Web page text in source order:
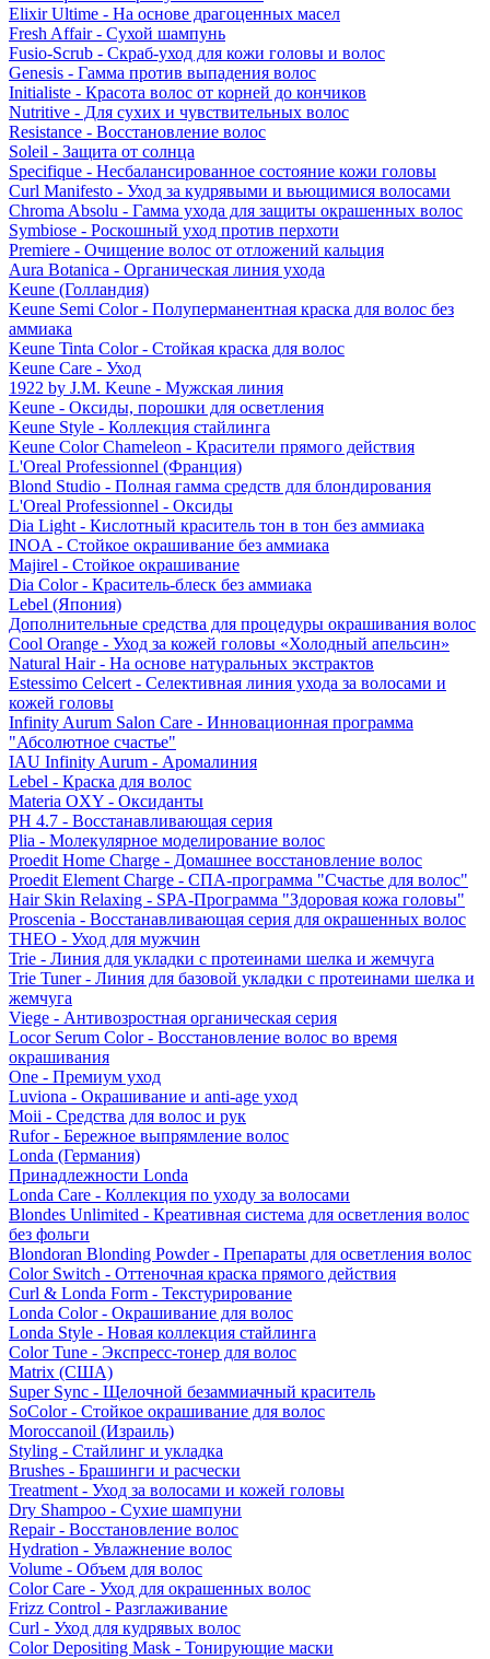
Elixir Ultime - На основе драгоценных масел
Fresh Affair - Сухой шампунь
Fusio-Scrub - Скраб-уход для кожи головы и волос
Genesis - Гамма против выпадения волос
Initialiste - Красота волос от корней до кончиков
Nutritive - Для сухих и чувствительных волос
Resistance - Восстановление волос
Soleil - Защита от солнца
Specifique - Несбалансированное состояние кожи головы
Curl Manifesto - Уход за кудрявыми и вьющимися волосами
Chroma Absolu - Гамма ухода для защиты окрашенных волос
Symbiose - Роскошный уход против перхоти
Premiere - Очищение волос от отложений кальция
Aura Botanica - Органическая линия ухода
Keune (Голландия)
Keune Semi Color - Полуперманентная краска для волос без
аммиака
Keune Tinta Color - Стойкая краска для волос
Keune Care - Уход
1922 by J.M. Keune - Мужская линия
Keune - Оксиды, порошки для осветления
Keune Style - Коллекция стайлинга
Keune Color Chameleon - Красители прямого действия
L'Oreal Professionnel (Франция)
Blond Studio - Полная гамма средств для блондирования
L'Oreal Professionnel - Оксиды
Dia Light - Кислотный краситель тон в тон без аммиака
INOA - Стойкое окрашивание без аммиака
Majirel - Стойкое окрашивание
Dia Color - Краситель-блеск без аммиака
Lebel (Япония)
Дополнительные средства для процедуры окрашивания волос
Cool Orange - Уход за кожей головы «Холодный апельсин»
Natural Hair - На основе натуральных экстрактов
Estessimo Celcert - Селективная линия ухода за волосами и
кожей головы
Infinity Aurum Salon Care - Инновационная программа
"Абсолютное счастье"
IAU Infinity Aurum - Аромалиния
Lebel - Краска для волос
Materia OXY - Оксиданты
PH 4.7 - Восстанавливающая серия
Plia - Молекулярное моделирование волос
Proedit Home Charge - Домашнее восстановление волос
Proedit Element Charge - СПА-программа "Счастье для волос"
Hair Skin Relaxing - SPA-Программа "Здоровая кожа головы"
Proscenia - Восстанавливающая серия для окрашенных волос
THEO - Уход для мужчин
Trie - Линия для укладки с протеинами шелка и жемчуга
Trie Tuner - Линия для базовой укладки с протеинами шелка и
жемчуга
Viege - Антивозростная органическая серия
Locor Serum Color - Восстановление волос во время
окрашивания
One - Премиум уход
Luviona - Окрашивание и anti-age уход
Moii - Средства для волос и рук
Rufor - Бережное выпрямление волос
Londa (Германия)
Принадлежности Londa
Londa Care - Коллекция по уходу за волосами
Blondes Unlimited - Креативная система для осветления волос
без фольги
Blondoran Blonding Powder - Препараты для осветления волос
Color Switch - Оттеночная краска прямого действия
Curl & Londa Form - Текстурирование
Londa Color - Окрашивание для волос
Londa Style - Новая коллекция стайлинга
Color Tune - Экспресс-тонер для волос
Matrix (США)
Super Sync - Щелочной безаммиачный краситель
SoColor - Стойкое окрашивание для волос
Moroccanoil (Израиль)
Styling - Стайлинг и укладка
Brushes - Брашинги и расчески
Treatment - Уход за волосами и кожей головы
Dry Shampoo - Сухие шампуни
Repair - Восстановление волос
Hydration - Увлажнение волос
Volume - Объем для волос
Color Care - Уход для окрашенных волос
Frizz Control - Разглаживание
Curl - Уход для кудрявых волос
Color Depositing Mask - Тонирующие маски